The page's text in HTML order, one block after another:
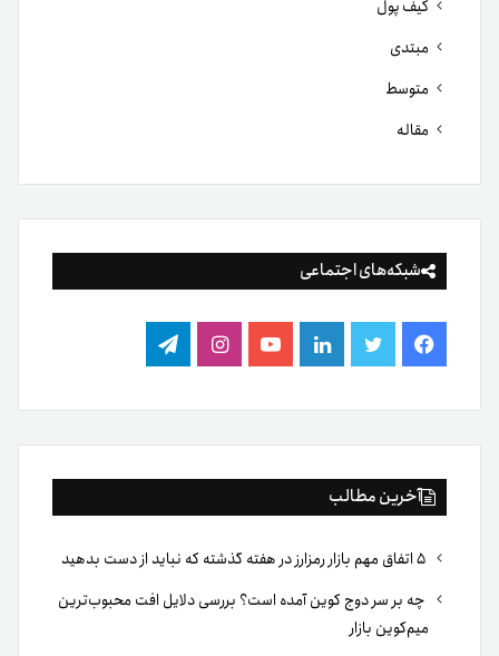
کیف پول
مبتدی
متوسط
مقاله
شبکه‌های اجتماعی
فیس
بوک
توییتر لینکدینیوتیوباینستاگرام
تلگرام
آخرین مطالب
چه بر سر دوج کوین آمده است؟ بررسی دلایل افت محبوب‌ترین
میم‌کوین بازار